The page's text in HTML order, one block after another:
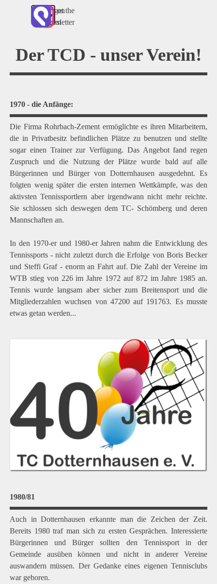
Direkt zum Seiteninhalt
join uns on
Instagram
get the
Newsletter
Der TCD - unser Verein!
1970 - die Anfänge:
Die Firma Rohrbach-Zement ermöglichte es ihren Mitarbeitern,
die in Privatbesitz befindlichen Plätze zu benutzen und stellte
sogar einen Trainer zur Verfügung. Das Angebot fand regen
Zuspruch und die Nutzung der Plätze wurde bald auf alle
Bürgerinnen und Bürger von Dotternhausen ausgedehnt. Es
folgten wenig später die ersten internen Wettkämpfe, was den
aktivsten Tennissportlern aber irgendwann nicht mehr reichte.
Sie schlossen sich deswegen dem TC- Schömberg und deren
Mannschaften an.
In den 1970-er und 1980-er Jahren nahm die Entwicklung des
Tennissports - nicht zuletzt durch die Erfolge von Boris Becker
und Steffi Graf - enorm an Fahrt auf. Die Zahl der Vereine im
WTB stieg von 226 im Jahre 1972 auf 872 im Jahre 1985 an.
Tennis wurde langsam aber sicher zum Breitensport und die
Mitgliederzahlen wuchsen von 47200 auf 191763. Es musste
etwas getan werden...
1980/81
Auch in Dotternhausen erkannte man die Zeichen der Zeit.
Bereits 1980 traf man sich zu ersten Gesprächen. Interessierte
Bürgerinnen und Bürger sollten den Tennissport in der
Gemeinde ausüben können und nicht in anderer Vereine
auswandern müssen. Der Gedanke eines eigenen Tennisclubs
war geboren.